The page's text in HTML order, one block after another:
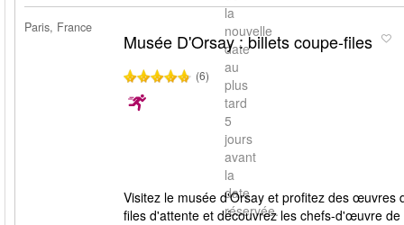
la
nouvelle
date
au
plus
tard
5
jours
avant
la
date
réservée.
Paris, France
Musée D'Orsay : billets coupe-files
(6)
Visitez le musée d'Orsay et profitez des œuvres
files d'attente et découvrez les chefs-d'œuvre